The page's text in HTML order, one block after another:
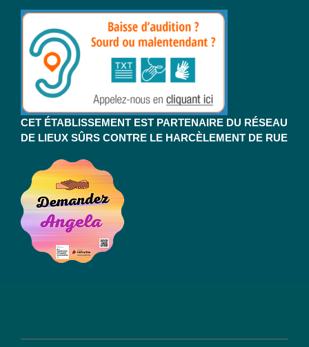
CET ÉTABLISSEMENT EST PARTENAIRE DU RÉSEAU
DE LIEUX SÛRS CONTRE LE HARCÈLEMENT DE RUE